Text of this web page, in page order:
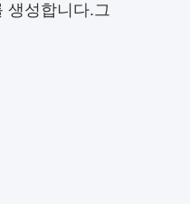
생성합니다.그